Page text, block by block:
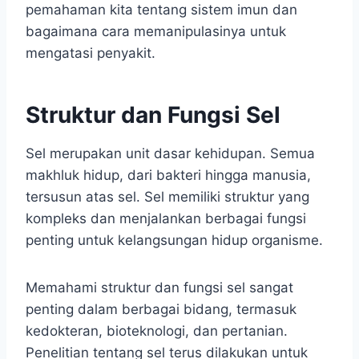
pemahaman kita tentang sistem imun dan
bagaimana cara memanipulasinya untuk
mengatasi penyakit.
Struktur dan Fungsi Sel
Sel merupakan unit dasar kehidupan. Semua
makhluk hidup, dari bakteri hingga manusia,
tersusun atas sel. Sel memiliki struktur yang
kompleks dan menjalankan berbagai fungsi
penting untuk kelangsungan hidup organisme.
Memahami struktur dan fungsi sel sangat
penting dalam berbagai bidang, termasuk
kedokteran, bioteknologi, dan pertanian.
Penelitian tentang sel terus dilakukan untuk